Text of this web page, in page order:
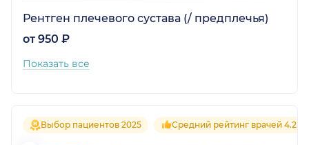
Рентген плечевого сустава (/ предплечья)
от 950 ₽
Показать все
Выбор пациентов 2025 Средний рейтинг врачей 4.2